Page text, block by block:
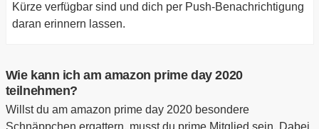
Kürze verfügbar sind und dich per Push-Benachrichtigung
daran erinnern lassen.
Wie kann ich am amazon prime day 2020
teilnehmen?
Willst du am amazon prime day 2020 besondere